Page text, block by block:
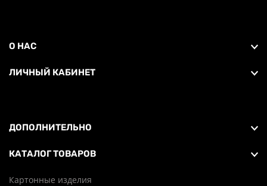
О НАС
ЛИЧНЫЙ КАБИНЕТ
ДОПОЛНИТЕЛЬНО
КАТАЛОГ ТОВАРОВ
Картонные изделия